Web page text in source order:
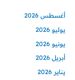
أغسطس 2026
يوليو 2026
يونيو 2026
أبريل 2026
يناير 2026